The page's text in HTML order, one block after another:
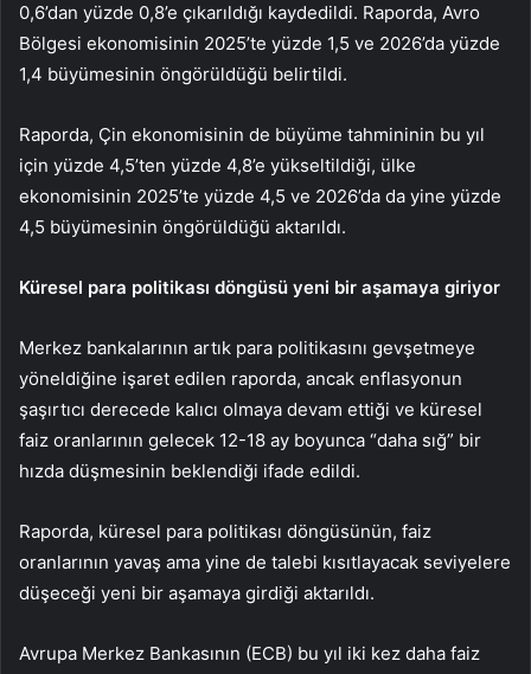
0,6’dan yüzde 0,8’e çıkarıldığı kaydedildi. Raporda, Avro
Bölgesi ekonomisinin 2025’te yüzde 1,5 ve 2026’da yüzde
1,4 büyümesinin öngörüldüğü belirtildi.
Raporda, Çin ekonomisinin de büyüme tahmininin bu yıl
için yüzde 4,5’ten yüzde 4,8’e yükseltildiği, ülke
ekonomisinin 2025’te yüzde 4,5 ve 2026’da da yine yüzde
4,5 büyümesinin öngörüldüğü aktarıldı.
Küresel para politikası döngüsü yeni bir aşamaya giriyor
Merkez bankalarının artık para politikasını gevşetmeye
yöneldiğine işaret edilen raporda, ancak enflasyonun
şaşırtıcı derecede kalıcı olmaya devam ettiği ve küresel
faiz oranlarının gelecek 12-18 ay boyunca “daha sığ” bir
hızda düşmesinin beklendiği ifade edildi.
Raporda, küresel para politikası döngüsünün, faiz
oranlarının yavaş ama yine de talebi kısıtlayacak seviyelere
düşeceği yeni bir aşamaya girdiği aktarıldı.
Avrupa Merkez Bankasının (ECB) bu yıl iki kez daha faiz